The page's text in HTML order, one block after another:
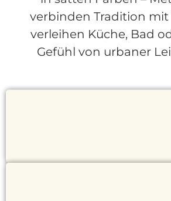
verbinden Tradition mit
verleihen Küche, Bad
Gefühl von urbaner